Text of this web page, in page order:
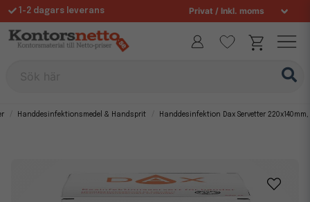
1-2 dagars leverans
Fri frakt över 995 kr
Handdesinfektionsmedel & Handsprit Handdesinfektion Dax Servetter